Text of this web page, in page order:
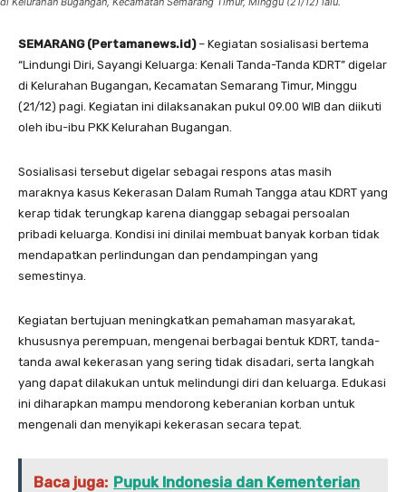
SEMARANG (Pertamanews.id)– Kegiatan sosialisasi bertema
“Lindungi Diri, Sayangi Keluarga: Kenali Tanda-Tanda KDRT” digelar
di Kelurahan Bugangan, Kecamatan Semarang Timur, Minggu
(21/12) pagi. Kegiatan ini dilaksanakan pukul 09.00 WIB dan diikuti
oleh ibu-ibu PKK Kelurahan Bugangan.
Sosialisasi tersebut digelar sebagai respons atas masih
maraknya kasus Kekerasan Dalam Rumah Tangga atau KDRT yang
kerap tidak terungkap karena dianggap sebagai persoalan
pribadi keluarga. Kondisi ini dinilai membuat banyak korban tidak
mendapatkan perlindungan dan pendampingan yang
semestinya.
Kegiatan bertujuan meningkatkan pemahaman masyarakat,
khususnya perempuan, mengenai berbagai bentuk KDRT, tanda-
tanda awal kekerasan yang sering tidak disadari, serta langkah
yang dapat dilakukan untuk melindungi diri dan keluarga. Edukasi
ini diharapkan mampu mendorong keberanian korban untuk
mengenali dan menyikapi kekerasan secara tepat.
Baca juga: Pupuk Indonesia dan Kementerian